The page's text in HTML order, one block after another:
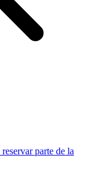
parte de la